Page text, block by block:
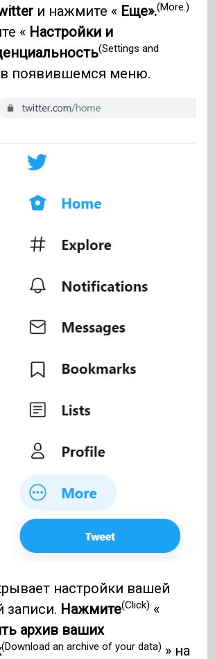
и нажмите « Еще».(More.)
« Настройки и
(Settings and
в появившемся меню.
настройки вашей
записи. Нажмите(Click) «
архив ваших
(Download an archive of your data) » на